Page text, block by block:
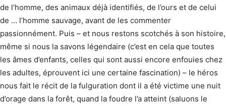
de l’homme, des animaux déjà identifiés, de l’ours et de celui
de … l’homme sauvage, avant de les commenter
passionnément. Puis – et nous restons scotchés à son histoire,
même si nous la savons légendaire (c’est en cela que toutes
les âmes d’enfants, celles qui sont aussi encore enfouies chez
les adultes, éprouvent ici une certaine fascination) – le héros
nous fait le récit de la fulguration dont il a été victime une nuit
d’orage dans la forêt, quand la foudre l’a atteint (saluons le